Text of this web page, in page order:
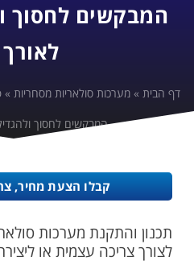
המבקשים לחסוך
דף הבית » מערכות סולאריות מסחריות »
המבקשים לחסוך ולהגדיל
קבלו הצעת מחיר,
תכנון והתקנת מערכות
לצורך צריכה עצמית או